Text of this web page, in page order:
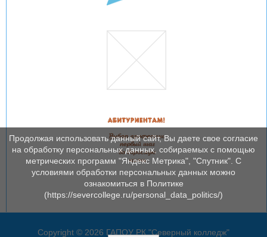
Copyright © 2026 ГАПОУ РК "Северный колледж"
Продолжая использовать данный сайт, Вы даете свое согласие
на обработку персональных данных, собираемых с помощью
метрических программ "Яндекс Метрика", "Спутник". С
условиями обработки персональных данных можно
ознакомиться в Политике
(https://severcollege.ru/personal_data_politics/)